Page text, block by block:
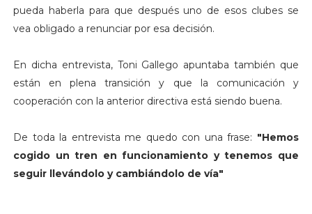
pueda haberla para que después uno de esos clubes se
vea obligado a renunciar por esa decisión.
En dicha entrevista, Toni Gallego apuntaba también que
están en plena transición y que la comunicación y
cooperación con la anterior directiva está siendo buena.
De toda la entrevista me quedo con una frase: "Hemos
cogido un tren en funcionamiento y tenemos que
seguir llevándolo y cambiándolo de vía"